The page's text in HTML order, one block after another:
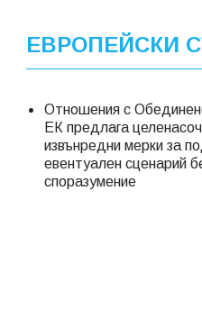
ЕВРОПЕЙСКИ
Отношения с
EК предлага
извънредни мерки за
евентуален сценарий
споразумение